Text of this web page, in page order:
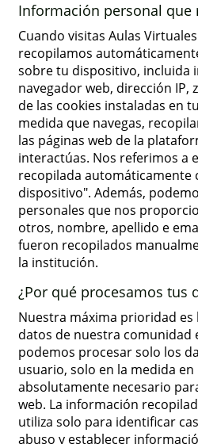
Información personal que
Cuando visitas Aulas
recopilamos
sobre tu dispositivo, incluida
navegador web, dirección IP,
de las cookies instaladas en
medida que navegas,
las páginas web de la
interactúas. Nos referimos a
recopilada automáticamente
dispositivo". Además,
personales que nos
otros, nombre, apellido e
fueron recopilados
la institución.
¿Por qué procesamos tus
Nuestra máxima prioridad es
datos de nuestra comunidad
podemos procesar solo los
usuario, solo en la medida en
absolutamente necesario
web. La información
utiliza solo para identificar
abuso y establecer